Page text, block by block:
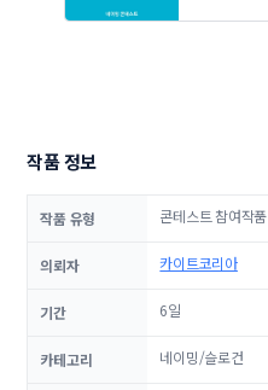
작품 정보
작품 유형 콘테스트 참여작품
의뢰자 카이트코리아
기간 6일
카테고리 네이밍/슬로건